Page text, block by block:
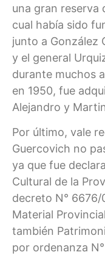
una gran reserva
cual había sido
junto a González
y el general
durante muchos
en 1950, fue
Alejandro y
Por último, vale
Guercovich no
ya que fue
Cultural de la
decreto N°
Material
también
por ordenanza